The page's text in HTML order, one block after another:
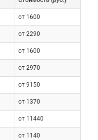
В пару к
и
МКПП имели 5
привычного
версии с
в России они не
двойные
зависимая система
механизмы –
представителей
отличалось.
от 1600
от 2290
от 1600
от 2970
от 9150
от 1370
от 11440
от 1140